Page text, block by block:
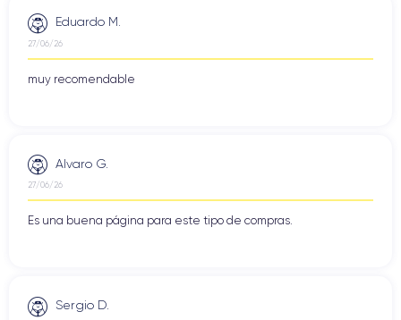
Eduardo M.
27/06/26
muy recomendable
Alvaro G.
27/06/26
Es una buena página para este tipo de compras.
Sergio D.